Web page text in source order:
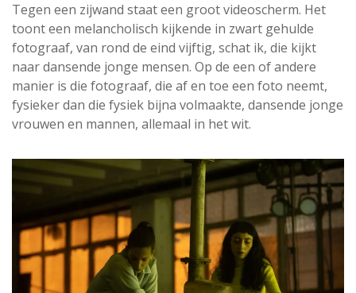
Tegen een zijwand staat een groot videoscherm. Het
toont een melancholisch kijkende in zwart gehulde
fotograaf, van rond de eind vijftig, schat ik, die kijkt
naar dansende jonge mensen. Op de een of andere
manier is die fotograaf, die af en toe een foto neemt,
fysieker dan die fysiek bijna volmaakte, dansende jonge
vrouwen en mannen, allemaal in het wit.